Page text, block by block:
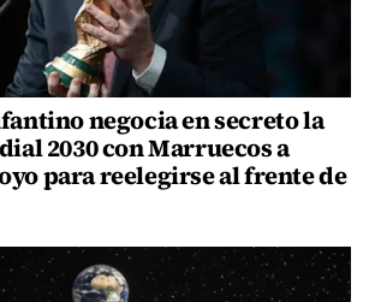
negocia en secreto la
2030 con Marruecos a
para reelegirse al frente de